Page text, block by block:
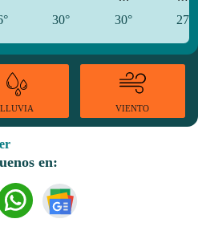
30° 30° 27°
LLUVIA VIENTO
en: